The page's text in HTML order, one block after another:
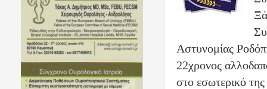
Αστυνομίας
22χρονος
στο εσωτερικό